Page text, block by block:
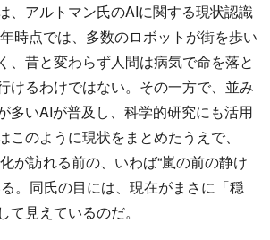
、アルトマン氏のAIに関する現状認識
時点では、多数のロボットが街を歩い
、昔と変わらず人間は病気で命を落と
けるわけではない。その一方で、並み
多いAIが普及し、科学的研究にも活用
このように現状をまとめたうえで、
が訪れる前の、いわば“嵐の前の静け
。同氏の目には、現在がまさに「穏
見えているのだ。